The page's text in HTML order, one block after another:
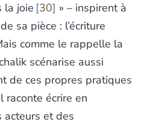
la joie 30 » – inspirent à
sa pièce : l’écriture
comme le rappelle la
scénarise aussi
de ces propres pratiques
raconte écrire en
acteurs et des